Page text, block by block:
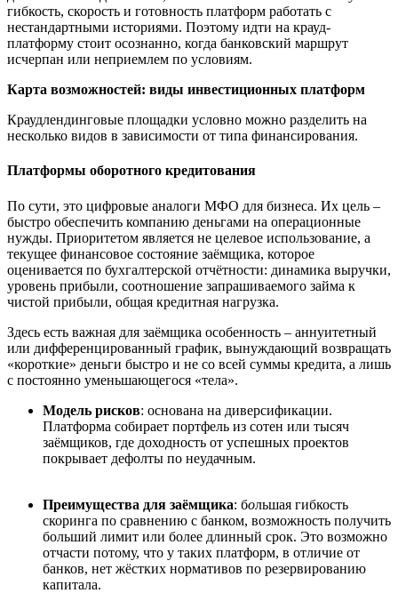
гибкость, скорость и готовность платформ работать с
нестандартными историями. Поэтому идти на крауд-
платформу стоит осознанно, когда банковский маршрут
исчерпан или неприемлем по условиям.
Карта возможностей: виды инвестиционных платформ
Краудлендинговые площадки условно можно разделить на
несколько видов в зависимости от типа финансирования.
Платформы оборотного кредитования
По сути, это цифровые аналоги МФО для бизнеса. Их цель –
быстро обеспечить компанию деньгами на операционные
нужды. Приоритетом является не целевое использование, а
текущее финансовое состояние заёмщика, которое
оценивается по бухгалтерской отчётности: динамика выручки,
уровень прибыли, соотношение запрашиваемого займа к
чистой прибыли, общая кредитная нагрузка.
Здесь есть важная для заёмщика особенность – аннуитетный
или дифференцированный график, вынуждающий возвращать
«короткие» деньги быстро и не со всей суммы кредита, а лишь
с постоянно уменьшающегося «тела».
Модель рисков: основана на диверсификации.
Платформа собирает портфель из сотен или тысяч
заёмщиков, где доходность от успешных проектов
покрывает дефолты по неудачным.
Преимущества для заёмщика: большая гибкость
скоринга по сравнению с банком, возможность получить
больший лимит или более длинный срок. Это возможно
отчасти потому, что у таких платформ, в отличие от
банков, нет жёстких нормативов по резервированию
капитала.